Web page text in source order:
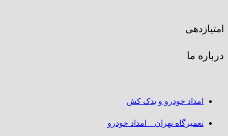
امتیازدهی
درباره ما
امداد خودرو و یدک کش
تعمیرگاه تهران – امداد خودرو